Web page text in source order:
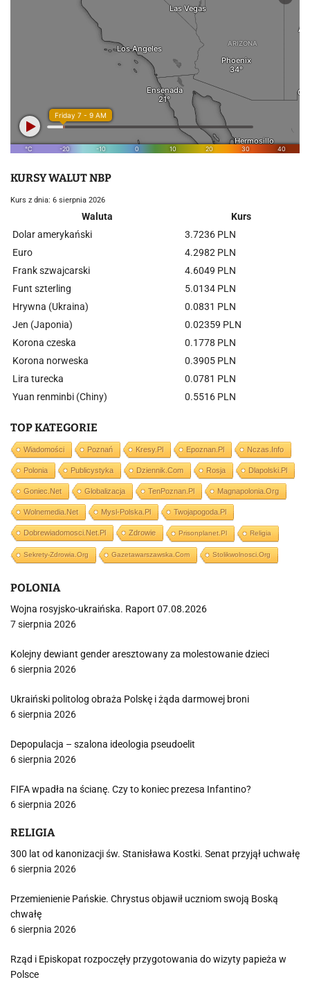
KURSY WALUT NBP
Kurs z dnia: 6 sierpnia 2026
Waluta
Kurs
Dolar amerykański
3.7236 PLN
Euro
4.2982 PLN
Frank szwajcarski
4.6049 PLN
Funt szterling
5.0134 PLN
Hrywna (Ukraina)
0.0831 PLN
Jen (Japonia)
0.02359 PLN
Korona czeska
0.1778 PLN
Korona norweska
0.3905 PLN
Lira turecka
0.0781 PLN
Yuan renminbi (Chiny)
0.5516 PLN
TOP KATEGORIE
Wiadomości Poznań Kresy.pl Epoznan.pl Nczas.info
Polonia Publicystyka Dziennik.com Rosja Dlapolski.pl
Goniec.net Globalizacja TenPoznan.pl Magnapolonia.org
Wolnemedia.net Mysl-Polska.pl Twojapogoda.pl
Dobrewiadomosci.net.pl Zdrowie Prisonplanet.pl Religia
Sekrety-Zdrowia.org Gazetawarszawska.com Stolikwolnosci.org
POLONIA
Wojna rosyjsko-ukraińska. Raport 07.08.2026
7 sierpnia 2026
Kolejny dewiant gender aresztowany za molestowanie dzieci
6 sierpnia 2026
Ukraiński politolog obraża Polskę i żąda darmowej broni
6 sierpnia 2026
Depopulacja – szalona ideologia pseudoelit
6 sierpnia 2026
FIFA wpadła na ścianę. Czy to koniec prezesa Infantino?
6 sierpnia 2026
RELIGIA
300 lat od kanonizacji św. Stanisława Kostki. Senat przyjął uchwałę
6 sierpnia 2026
Przemienienie Pańskie. Chrystus objawił uczniom swoją Boską
chwałę
6 sierpnia 2026
Rząd i Episkopat rozpoczęły przygotowania do wizyty papieża w
Polsce